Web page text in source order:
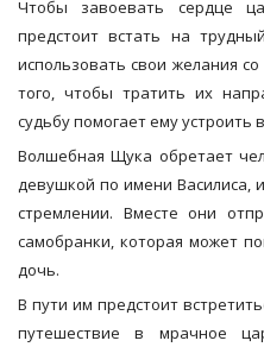
Чтобы завоевать сердце
предстоит встать на
использовать свои желания
того, чтобы тратить их
судьбу помогает ему
Волшебная Щука обретает
девушкой по имени Василиса,
стремлении. Вместе они
самобранки, которая может
дочь.
В пути им предстоит
путешествие в мрачное